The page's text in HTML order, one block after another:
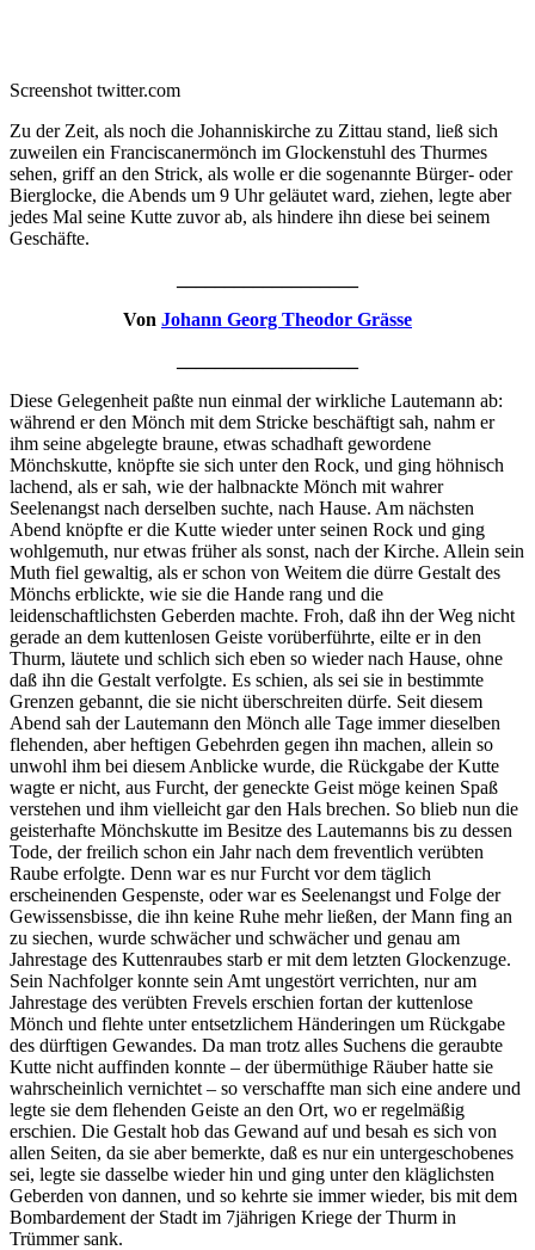
Screenshot twitter.com
Zu der Zeit, als noch die Johanniskirche zu Zittau stand, ließ sich
zuweilen ein Franciscanermönch im Glockenstuhl des Thurmes
sehen, griff an den Strick, als wolle er die sogenannte Bürger- oder
Bierglocke, die Abends um 9 Uhr geläutet ward, ziehen, legte aber
jedes Mal seine Kutte zuvor ab, als hindere ihn diese bei seinem
Geschäfte.
Von Johann Georg Theodor Grässe
Diese Gelegenheit paßte nun einmal der wirkliche Lautemann ab:
während er den Mönch mit dem Stricke beschäftigt sah, nahm er
ihm seine abgelegte braune, etwas schadhaft gewordene
Mönchskutte, knöpfte sie sich unter den Rock, und ging höhnisch
lachend, als er sah, wie der halbnackte Mönch mit wahrer
Seelenangst nach derselben suchte, nach Hause. Am nächsten
Abend knöpfte er die Kutte wieder unter seinen Rock und ging
wohlgemuth, nur etwas früher als sonst, nach der Kirche. Allein sein
Muth fiel gewaltig, als er schon von Weitem die dürre Gestalt des
Mönchs erblickte, wie sie die Hande rang und die
leidenschaftlichsten Geberden machte. Froh, daß ihn der Weg nicht
gerade an dem kuttenlosen Geiste vorüberführte, eilte er in den
Thurm, läutete und schlich sich eben so wieder nach Hause, ohne
daß ihn die Gestalt verfolgte. Es schien, als sei sie in bestimmte
Grenzen gebannt, die sie nicht überschreiten dürfe. Seit diesem
Abend sah der Lautemann den Mönch alle Tage immer dieselben
flehenden, aber heftigen Gebehrden gegen ihn machen, allein so
unwohl ihm bei diesem Anblicke wurde, die Rückgabe der Kutte
wagte er nicht, aus Furcht, der geneckte Geist möge keinen Spaß
verstehen und ihm vielleicht gar den Hals brechen. So blieb nun die
geisterhafte Mönchskutte im Besitze des Lautemanns bis zu dessen
Tode, der freilich schon ein Jahr nach dem freventlich verübten
Raube erfolgte. Denn war es nur Furcht vor dem täglich
erscheinenden Gespenste, oder war es Seelenangst und Folge der
Gewissensbisse, die ihn keine Ruhe mehr ließen, der Mann fing an
zu siechen, wurde schwächer und schwächer und genau am
Jahrestage des Kuttenraubes starb er mit dem letzten Glockenzuge.
Sein Nachfolger konnte sein Amt ungestört verrichten, nur am
Jahrestage des verübten Frevels erschien fortan der kuttenlose
Mönch und flehte unter entsetzlichem Händeringen um Rückgabe
des dürftigen Gewandes. Da man trotz alles Suchens die geraubte
Kutte nicht auffinden konnte – der übermüthige Räuber hatte sie
wahrscheinlich vernichtet – so verschaffte man sich eine andere und
legte sie dem flehenden Geiste an den Ort, wo er regelmäßig
erschien. Die Gestalt hob das Gewand auf und besah es sich von
allen Seiten, da sie aber bemerkte, daß es nur ein untergeschobenes
sei, legte sie dasselbe wieder hin und ging unter den kläglichsten
Geberden von dannen, und so kehrte sie immer wieder, bis mit dem
Bombardement der Stadt im 7jährigen Kriege der Thurm in
Trümmer sank.